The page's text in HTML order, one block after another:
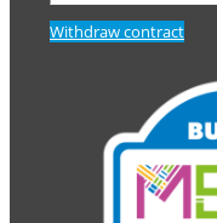
Withdraw contract